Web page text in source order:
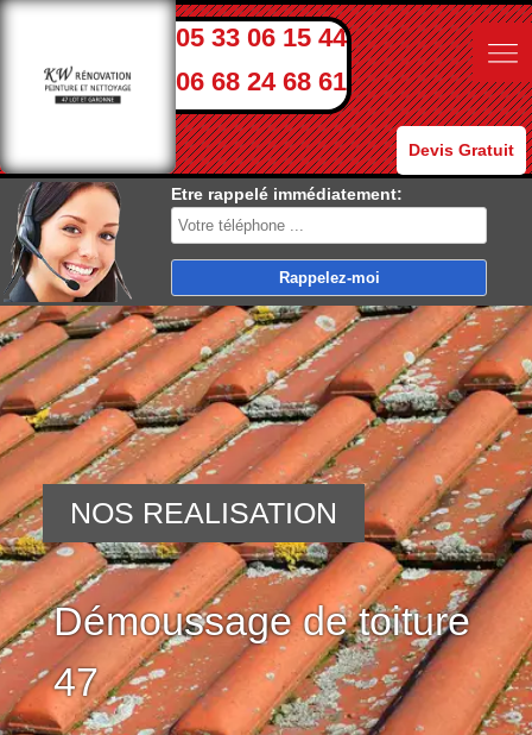
05 33 06 15 44
06 68 24 68 61
Devis Gratuit
Etre rappelé immédiatement:
Démoussage de toiture
47
NOS REALISATION